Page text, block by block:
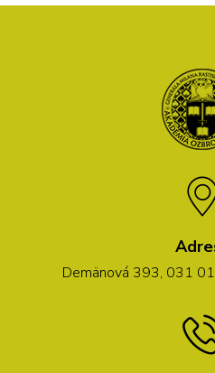
Demänová 393, 031